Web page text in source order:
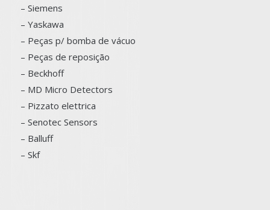
– Siemens
– Yaskawa
– Peças p/ bomba de vácuo
– Peças de reposição
– Beckhoff
– MD Micro Detectors
– Pizzato elettrica
– Senotec Sensors
– Balluff
– Skf